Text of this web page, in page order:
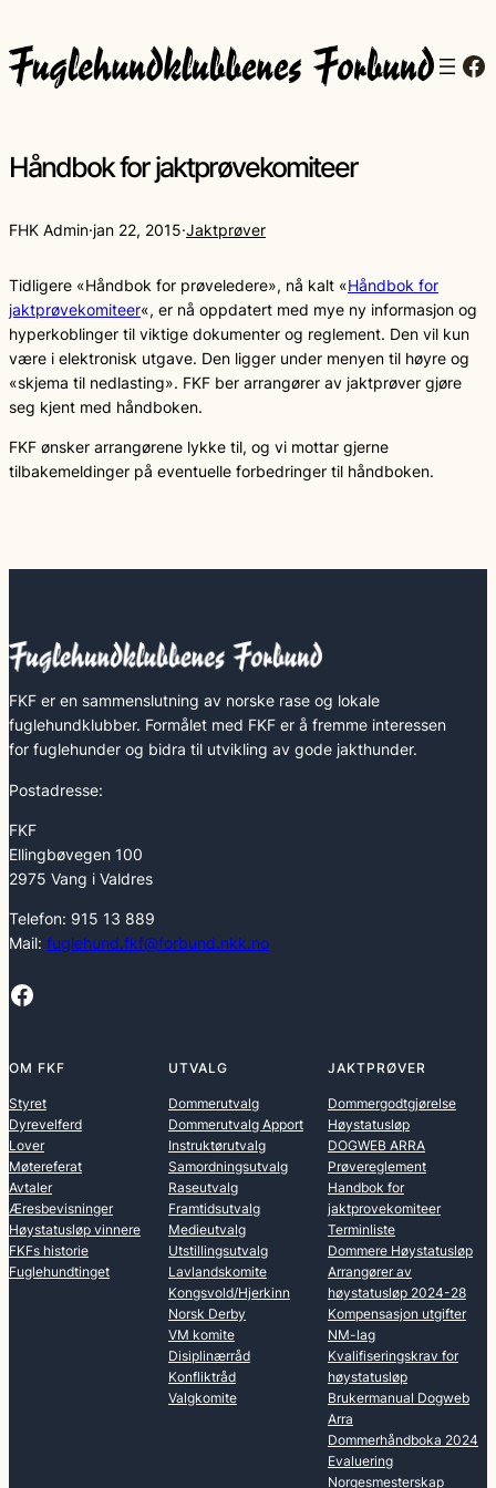
Håndbok for jaktprøvekomiteer
FHK Admin·jan 22, 2015·Jaktprøver
Tidligere «Håndbok for prøveledere», nå kalt «Håndbok for
jaktprøvekomiteer«, er nå oppdatert med mye ny informasjon og
hyperkoblinger til viktige dokumenter og reglement. Den vil kun
være i elektronisk utgave. Den ligger under menyen til høyre og
«skjema til nedlasting». FKF ber arrangører av jaktprøver gjøre
seg kjent med håndboken.
FKF ønsker arrangørene lykke til, og vi mottar gjerne
tilbakemeldinger på eventuelle forbedringer til håndboken.
FKF er en sammenslutning av norske rase og lokale
fuglehundklubber. Formålet med FKF er å fremme interessen
for fuglehunder og bidra til utvikling av gode jakthunder.
Postadresse:
FKF
Ellingbøvegen 100
2975 Vang i Valdres
Telefon: 915 13 889
Mail: fuglehund.fkf@forbund.nkk.no
Facebook
OM FKF
Styret
Dyrevelferd
Lover
Møtereferat
Avtaler
Æresbevisninger
Høystatusløp vinnere
FKFs historie
Fuglehundtinget
UTVALG
Dommerutvalg
Dommerutvalg Apport
Instruktørutvalg
Samordningsutvalg
Raseutvalg
Framtidsutvalg
Medieutvalg
Utstillingsutvalg
Lavlandskomite
Kongsvold/Hjerkinn
Norsk Derby
VM komite
Disiplinærråd
Konfliktråd
Valgkomite
JAKTPRØVER
Dommergodtgjørelse
Høystatusløp
DOGWEB ARRA
Prøvereglement
Handbok for
jaktprovekomiteer
Terminliste
Dommere Høystatusløp
Arrangører av
høystatusløp 2024-28
Kompensasjon utgifter
NM-lag
Kvalifiseringskrav for
høystatusløp
Brukermanual Dogweb
Arra
Dommerhåndboka 2024
Evaluering
Norgesmesterskap